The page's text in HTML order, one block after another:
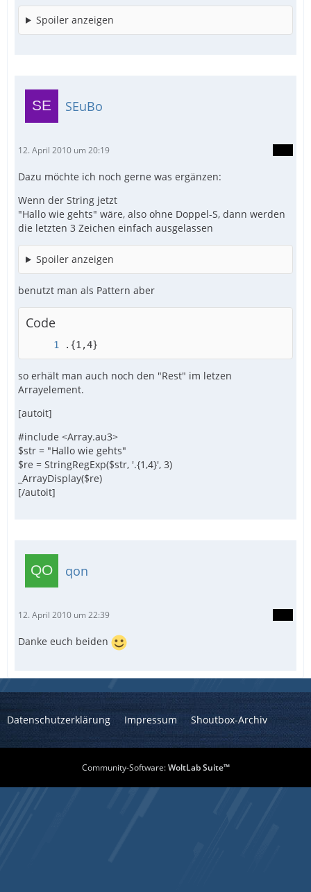
Spoiler anzeigen
SEuBo
12. April 2010 um 20:19
Dazu möchte ich noch gerne was ergänzen:
Wenn der String jetzt
"Hallo wie gehts" wäre, also ohne Doppel-S, dann werden
die letzten 3 Zeichen einfach ausgelassen
Spoiler anzeigen
benutzt man als Pattern aber
Code
.{1,4}
so erhält man auch noch den "Rest" im letzen
Arrayelement.
[autoit]
#include <Array.au3>
$str = "Hallo wie gehts"
$re = StringRegExp($str, '.{1,4}', 3)
_ArrayDisplay($re)
[/autoit]
qon
12. April 2010 um 22:39
Danke euch beiden
Datenschutzerklärung Impressum Shoutbox-Archiv
Community-Software:WoltLab Suite™